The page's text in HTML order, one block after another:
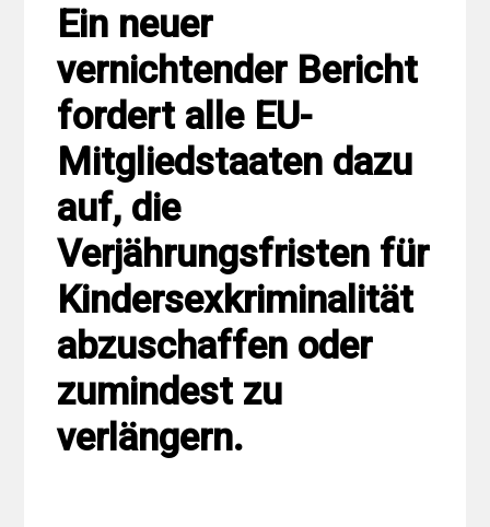
Ein neuer
vernichtender Bericht
fordert alle EU-
Mitgliedstaaten dazu
auf, die
Verjährungsfristen für
Kindersexkriminalität
abzuschaffen oder
zumindest zu
verlängern.